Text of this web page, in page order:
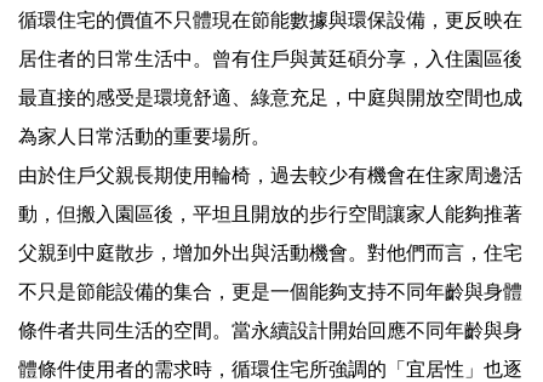
循環住宅的價值不只體現在節能數據與環保設備，更反映在
居住者的日常生活中。曾有住戶與黃廷碩分享，入住園區後
最直接的感受是環境舒適、綠意充足，中庭與開放空間也成
為家人日常活動的重要場所。
由於住戶父親長期使用輪椅，過去較少有機會在住家周邊活
動，但搬入園區後，平坦且開放的步行空間讓家人能夠推著
父親到中庭散步，增加外出與活動機會。對他們而言，住宅
不只是節能設備的集合，更是一個能夠支持不同年齡與身體
條件者共同生活的空間。當永續設計開始回應不同年齡與身
體條件使用者的需求時，循環住宅所強調的「宜居性」也逐